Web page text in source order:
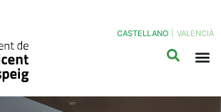
CASTELLANO VALENCIÀ